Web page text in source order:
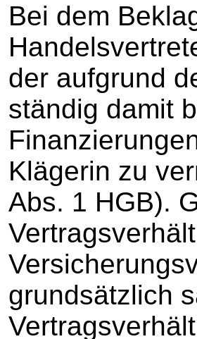
Bei dem
der aufgrund
ständig damit
Klägerin zu
Abs. 1 HGB).
grundsätzlich